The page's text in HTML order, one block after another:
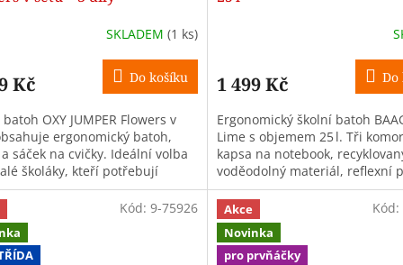
SKLADEM (1 ks)
Kč Do košíku
OXY JUMPER Flowers v
ergonomický batoh,
sáček na cvičky. Ideální volba
školáky, kteří potřebují
odolný a prakticky řešený...
1 499 Kč Do
Ergonomický školní batoh
Lime s objemem 25 l. Tři
kapsa na notebook,
voděodolný materiál, reflexní
přívěsek a značkové zipy YKK.
pro...
Kód: 9-75926
Akce
Novinka
pro prvňáčky
Kód: